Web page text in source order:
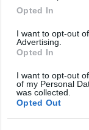
Opted In
I want to opt-out
Advertising.
Opted In
I want to opt-out
of my Personal
was collected.
Opted Out